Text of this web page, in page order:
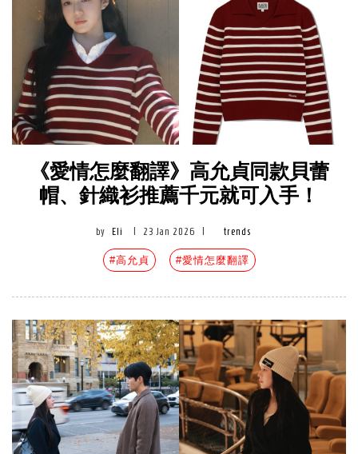
《愛情怎麼翻譯》高允貞同款貝蕾
帽、針織衫推薦千元就可入手！
by Eli 23 Jan 2026 trends
#高允貞 #愛情怎麼翻譯